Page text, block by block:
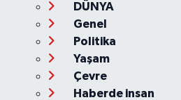
DÜNYA
Genel
Politika
Yaşam
Çevre
Haberde insan